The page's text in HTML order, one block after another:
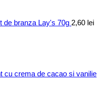
de branza Lay's 70g 2,60 lei
cu crema de cacao si vanilie